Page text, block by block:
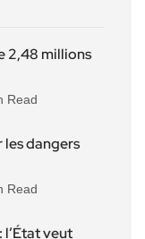
2,48 millions
Read
les dangers
Read
l’État veut